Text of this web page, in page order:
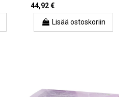
44,92 €
Lisää ostoskoriin